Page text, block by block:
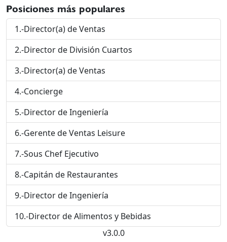
Posiciones más populares
1.-Director(a) de Ventas
2.-Director de División Cuartos
3.-Director(a) de Ventas
4.-Concierge
5.-Director de Ingeniería
6.-Gerente de Ventas Leisure
7.-Sous Chef Ejecutivo
8.-Capitán de Restaurantes
9.-Director de Ingeniería
10.-Director de Alimentos y Bebidas
v3.0.0